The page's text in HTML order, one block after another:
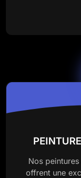
Nos
offrent une